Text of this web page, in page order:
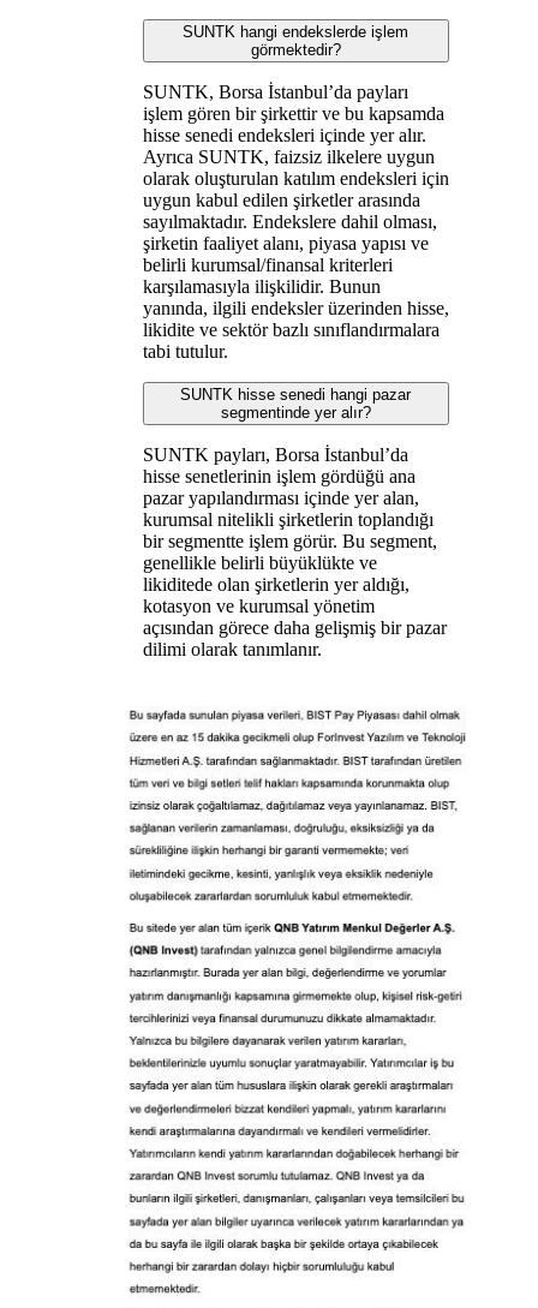
SUNTK hangi endekslerde işlem
görmektedir?
SUNTK, Borsa İstanbul’da payları
işlem gören bir şirkettir ve bu kapsamda
hisse senedi endeksleri içinde yer alır.
Ayrıca SUNTK, faizsiz ilkelere uygun
olarak oluşturulan katılım endeksleri için
uygun kabul edilen şirketler arasında
sayılmaktadır. Endekslere dahil olması,
şirketin faaliyet alanı, piyasa yapısı ve
belirli kurumsal/finansal kriterleri
karşılamasıyla ilişkilidir. Bunun
yanında, ilgili endeksler üzerinden hisse,
likidite ve sektör bazlı sınıflandırmalara
tabi tutulur.
SUNTK hisse senedi hangi pazar
segmentinde yer alır?
SUNTK payları, Borsa İstanbul’da
hisse senetlerinin işlem gördüğü ana
pazar yapılandırması içinde yer alan,
kurumsal nitelikli şirketlerin toplandığı
bir segmentte işlem görür. Bu segment,
genellikle belirli büyüklükte ve
likiditede olan şirketlerin yer aldığı,
kotasyon ve kurumsal yönetim
açısından görece daha gelişmiş bir pazar
dilimi olarak tanımlanır.